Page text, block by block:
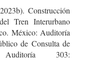
Construcción
Tren Interurbano
México: Auditoría
de Consulta de
303: